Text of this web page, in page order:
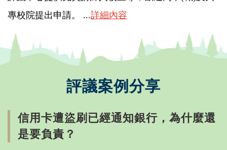
專校院提出申請。 ...詳細內容
評議案例分享
信用卡遭盜刷已經通知銀行，為什麼還
是要負責？